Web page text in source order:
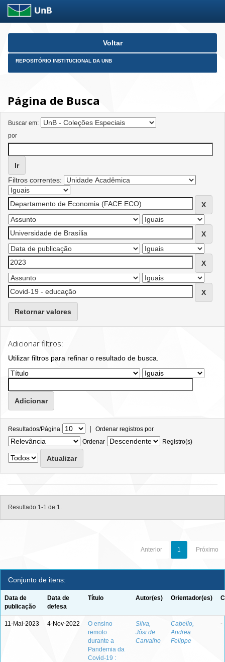
Skip
Voltar
REPOSITÓRIO INSTITUCIONAL DA UNB
Página de Busca
Buscar em:
por
Filtros correntes:
Retornar valores
Adicionar filtros:
Utilizar filtros para refinar o resultado de busca.
Resultados/Página | Ordenar registros por
Ordenar
Registro(s)
Resultado 1-1 de 1.
Anterior 1 Próximo
Conjunto de itens:
Data de
publicação
Data de
defesa
Título Autor(es) Orientador(es)
11-Mai-2023 4-Nov-2022
O ensino
remoto
durante a
Pandemia da
Covid-19 :
Silva,
Jôsi de
Carvalho
Cabello,
Andrea
Felippe
-